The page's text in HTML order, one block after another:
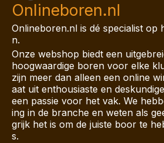
Onlineboren.nl
Onlineboren.nl is dé specialist op
n.
Onze webshop biedt een
hoogwaardige boren voor elke
zijn meer dan alleen een online
aat uit enthousiaste en
een passie voor het vak. We
ing in de branche en weten als
grijk het is om de juiste boor te
s.